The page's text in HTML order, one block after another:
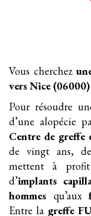
Vous cherchez
vers Nice (06000)
Pour résoudre
d’une alopécie
Centre de greffe
de vingt ans,
mettent à profit
d’implants
hommes qu’aux
Entre la greffe